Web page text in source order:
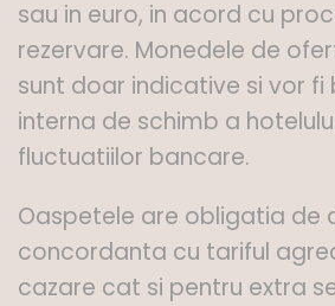
sau in euro, in acord cu
rezervare. Monedele de
sunt doar indicative si vor
interna de schimb a
fluctuatiilor bancare.
Oaspetele are obligatia de
concordanta cu tariful
cazare cat si pentru extra